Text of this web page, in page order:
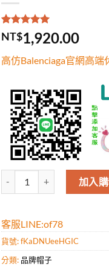
評分5.00/
5，已有
1
位
分
NT$1,920.00
高仿Balenciaga官網高
高仿Balenciaga官網高端休
加入
客服LINE:of78
貨號:fKaDNUeeHGIC
分類: 品牌帽子